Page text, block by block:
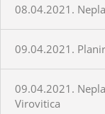
08.04.2021.
09.04.2021.
09.04.2021.
Virovitica